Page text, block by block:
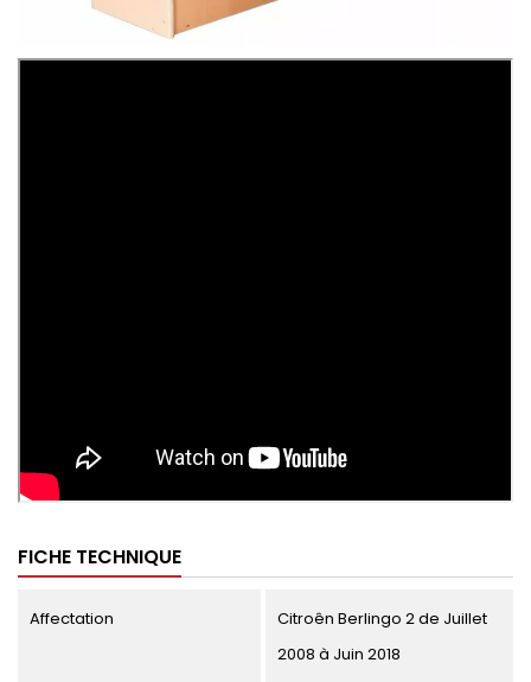
FICHE TECHNIQUE
Affectation
Citroên Berlingo 2 de Juillet
2008 à Juin 2018